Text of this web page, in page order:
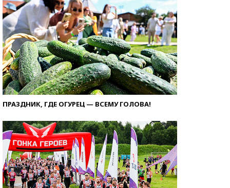
ПРАЗДНИК, ГДЕ ОГУРЕЦ — ВСЕМУ ГОЛОВА!